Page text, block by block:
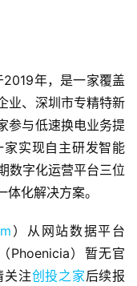
2019年，是一家覆盖
业、深圳市专精特新
参与低速换电业务提
实现自主研发智能
数字化运营平台三位
化解决方案。
）从网站数据平台
Phoenicia）暂无官
关注创投之家后续报